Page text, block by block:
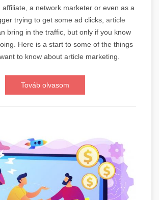
affiliate, a network marketer or even as a
trying to get some ad clicks, article
bring in the traffic, but only if you know
Here is a start to some of the things
to know about article marketing.
Továb olvasom